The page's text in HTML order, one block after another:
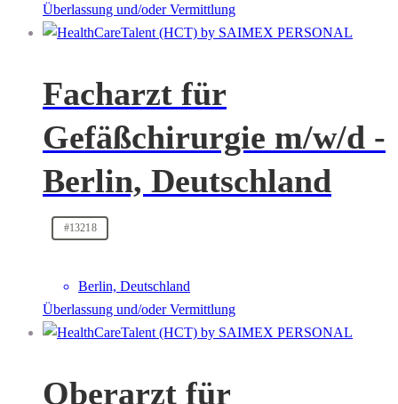
Überlassung und/oder Vermittlung
Facharzt für
Gefäßchirurgie m/w/d -
Berlin, Deutschland
#13218
Berlin, Deutschland
Überlassung und/oder Vermittlung
Oberarzt für